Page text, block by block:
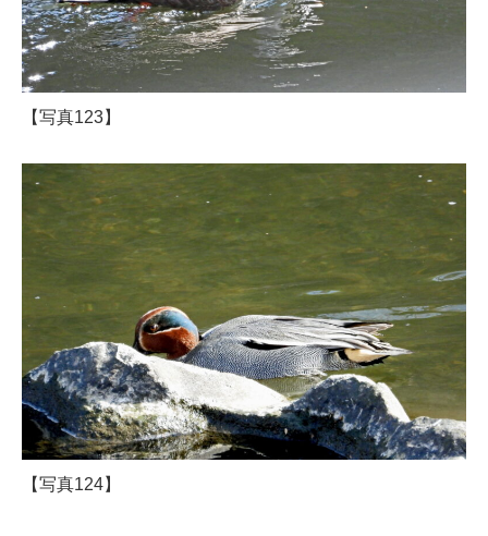
【写真123】
【写真124】